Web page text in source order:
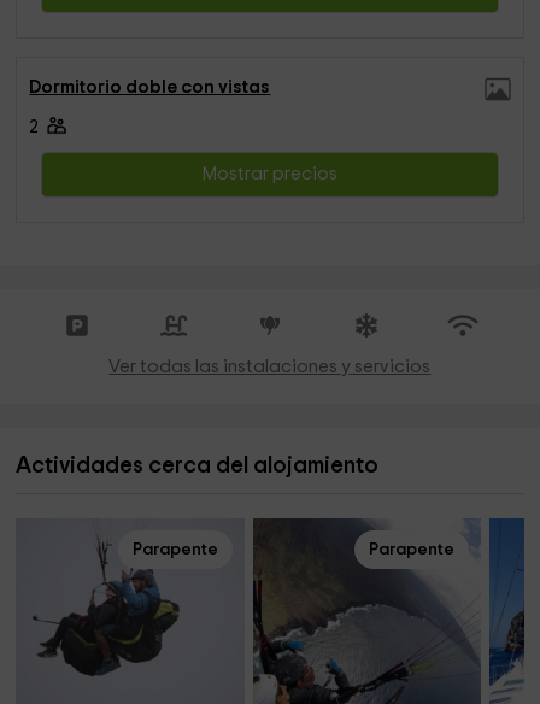
Dormitorio doble con vistas
2
Mostrar precios
Ver todas las instalaciones y servicios
Actividades cerca del alojamiento
Parapente Parapente